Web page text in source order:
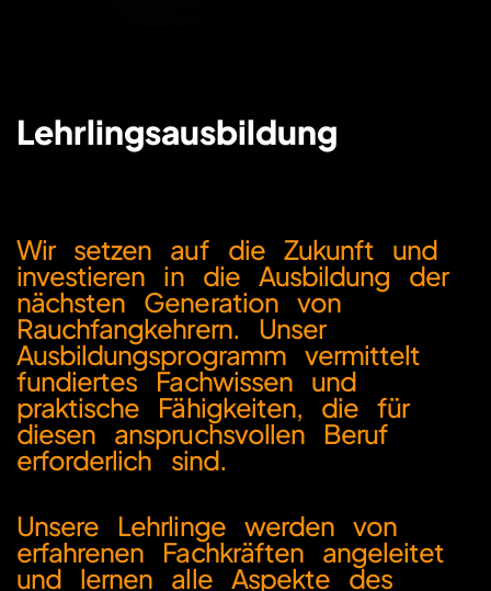
Lehrlingsausbildung
Wir setzen auf die Zukunft und
investieren in die Ausbildung der
nächsten Generation von
Rauchfangkehrern. Unser
Ausbildungsprogramm vermittelt
fundiertes Fachwissen und
praktische Fähigkeiten, die für
diesen anspruchsvollen Beruf
erforderlich sind.
Unsere Lehrlinge werden von
erfahrenen Fachkräften angeleitet
und lernen alle Aspekte des